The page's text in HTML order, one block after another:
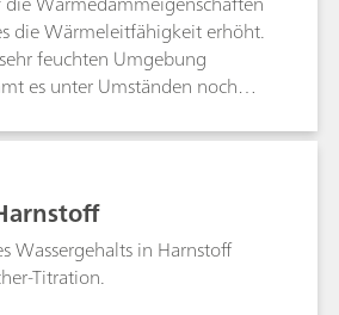
die Wärmeleitfähigkeit erhöht.
feuchten Umgebung
es unter Umständen noch
weiter.Für eine direkte
mittels Karl-
das Wasser in mehreren
aus dem EPS
Aus diesem Grund wird der
mit einem KF-
Wassergehalts in Harnstoff
Titration.